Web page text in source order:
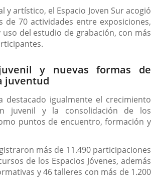
y artístico, el Espacio Joven Sur acogió
de 70 actividades entre exposiciones,
del estudio de grabación, con más
y nuevas formas de
juventud
destacado igualmente el crecimiento
juvenil y la consolidación de los
puntos de encuentro, formación y
más de 11.490 participaciones
de los Espacios Jóvenes, además
y 46 talleres con más de 1.200